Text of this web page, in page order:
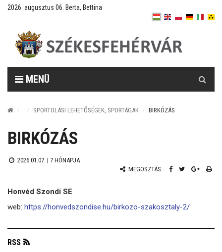
2026. augusztus 06. Berta, Bettina
MENÜ
SPORTOLÁSI LEHETŐSÉGEK, SPORTÁGAK BIRKÓZÁS
BIRKÓZÁS
2026.01.07. | 7 HÓNAPJA
MEGOSZTÁS:
Honvéd Szondi SE
web: https://honvedszondise.hu/birkozo-szakosztaly-2/
RSS